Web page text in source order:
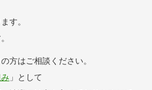
す。
方はご相談ください。
」として